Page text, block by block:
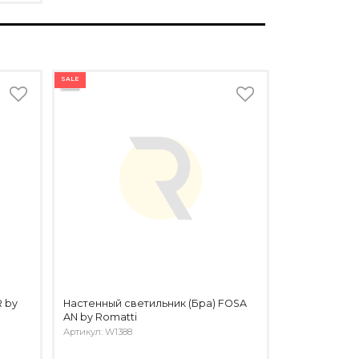
by
SALE
Настенный светильник (Бра) FOSA
AN by Romatti
Артикул: W1388